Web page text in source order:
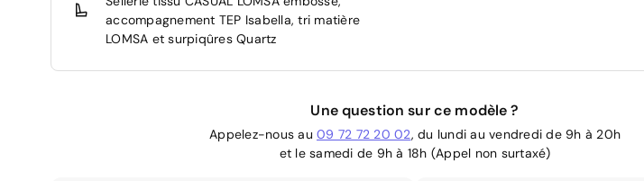
accompagnement TEP Isabella, tri matière
LOMSA et surpiqûres Quartz
Une question sur ce modèle ?
Appelez-nous au 09 72 72 20 02, du lundi au vendredi de 9h à 20h
et le samedi de 9h à 18h (Appel non surtaxé)